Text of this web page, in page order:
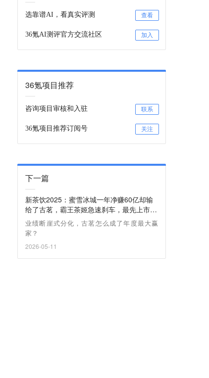
选靠谱AI，看真实评测 查看
36氪AI测评官方交流社区 加入
36氪项目推荐
咨询项目审核和入驻 联系
36氪项目推荐订阅号 关注
下一篇
新茶饮2025：蜜雪冰城一年净赚60亿却输
给了古茗，霸王茶姬急速刹车，最先上市的
奈雪沦为垫底
业绩断崖式分化，古茗怎么成了年度最大赢
家？
2026-05-11